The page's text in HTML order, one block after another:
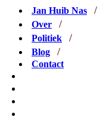
Jan Huib Nas
Over
Politiek
Blog
Contact